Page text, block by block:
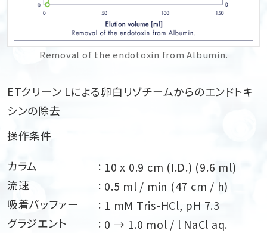
Removal of the endotoxin from Albumin.
ETクリーン Lによる卵白リゾチームからのエンドトキ
シンの除去
操作条件
カラム
10 x 0.9 cm (I.D.) (9.6 ml)
流速
0.5 ml / min (47 cm / h)
吸着バッファー
1 mM Tris-HCl, pH 7.3
グラジエント
0 → 1.0 mol / l NaCl aq.